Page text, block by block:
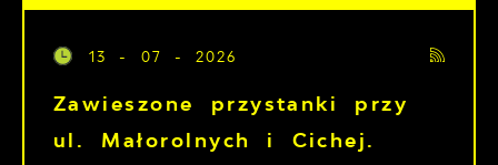
13 - 07 - 2026
Zawieszone przystanki przy
ul. Małorolnych i Cichej.